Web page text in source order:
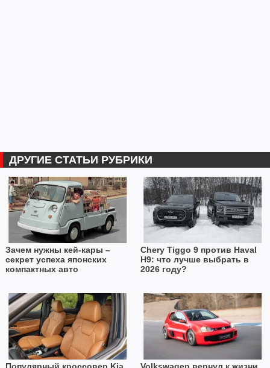
ДРУГИЕ СТАТЬИ РУБРИКИ
Зачем нужны кей-кары –
секрет успеха японских
компактных авто
Chery Tiggo 9 против Haval
H9: что лучше выбрать в
2026 году?